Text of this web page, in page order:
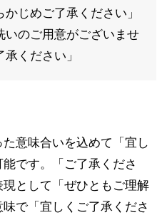
じめご了承ください」
いのご用意がございませ
ください」
意味合いを込めて「宜し
です。「ご了承くださ
として「ぜひともご理解
で「宜しくご了承くださ